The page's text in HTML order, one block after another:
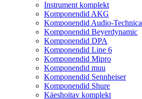
Instrument komplekt
Komponendid AKG
Komponendid Audio-Technica
Komponendid Beyerdynamic
Komponendid DPA
Komponendid Line 6
Komponendid Mipro
Komponendid muu
Komponendid Sennheiser
Komponendid Shure
Käeshoitav komplekt